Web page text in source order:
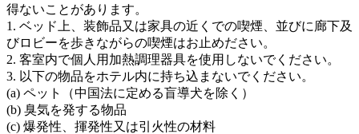
得ないことがあります。
1. ベッド上、装飾品又は家具の近くでの喫煙、並びに廊下及
びロビーを歩きながらの喫煙はお止めださい。
2. 客室内で個人用加熱調理器具を使用しないでください。
3. 以下の物品をホテル内に持ち込まないでください。
(a) ペット（中国法に定める盲導犬を除く）
(b) 臭気を発する物品
(c) 爆発性、揮発性又は引火性の材料